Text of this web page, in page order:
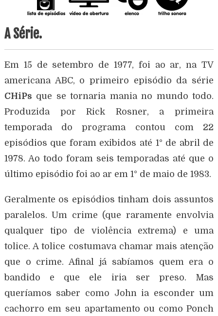
A Série.
Em 15 de setembro de 1977, foi ao ar, na TV
americana ABC, o primeiro episódio da série
CHiPs que se tornaria mania no mundo todo.
Produzida por Rick Rosner, a primeira
temporada do programa contou com 22
episódios que foram exibidos até 1° de abril de
1978. Ao todo foram seis temporadas até que o
último episódio foi ao ar em 1° de maio de 1983.
Geralmente os episódios tinham dois assuntos
paralelos. Um crime (que raramente envolvia
qualquer tipo de violência extrema) e uma
tolice. A tolice costumava chamar mais atenção
que o crime. Afinal já sabíamos quem era o
bandido e que ele iria ser preso. Mas
queríamos saber como John ia esconder um
cachorro em seu apartamento ou como Ponch